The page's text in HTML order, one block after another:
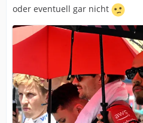
oder eventuell gar nicht